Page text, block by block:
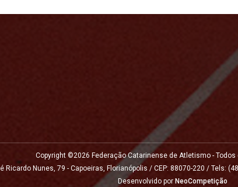
Copyright ©2026 Federação Catarinense de Atletismo -
Ricardo Nunes, 79 - Capoeiras, Florianópolis / CEP: 88070-220 / Tels:
Desenvolvido por NeoCompetição